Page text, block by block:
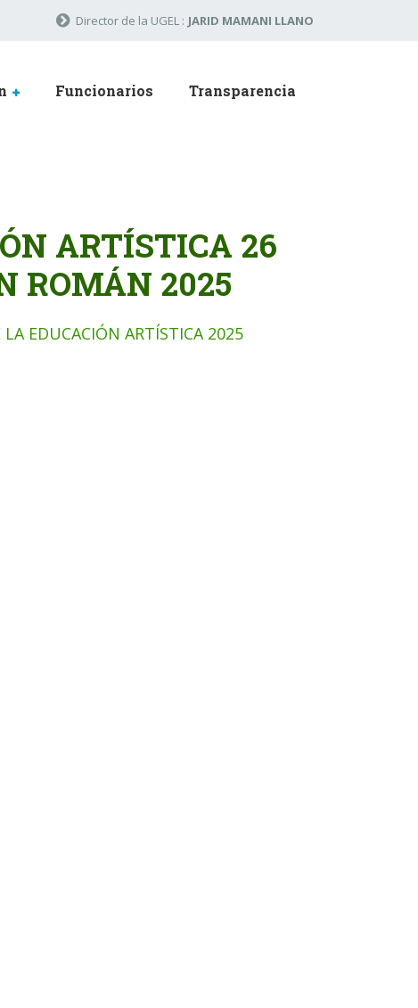
Director de la UGEL : JARID MAMANI LLANO
Funcionarios Transparencia
ARTÍSTICA 26
ROMÁN 2025
EDUCACIÓN ARTÍSTICA 2025